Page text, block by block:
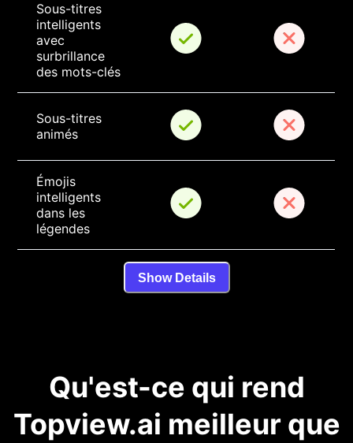
Sous-titres
intelligents
avec
surbrillance
des mots-clés
Sous-titres
animés
Émojis
intelligents
dans les
légendes
Show Details
Qu'est-ce qui rend
Topview.ai meilleur que